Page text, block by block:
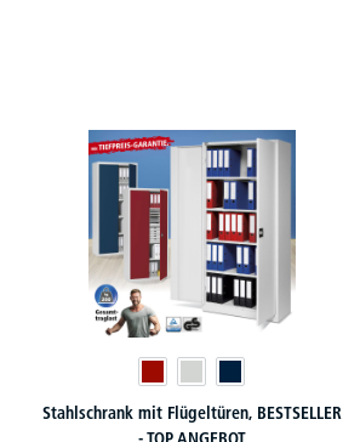
Stahlschrank mit Flügeltüren, BESTSELLER